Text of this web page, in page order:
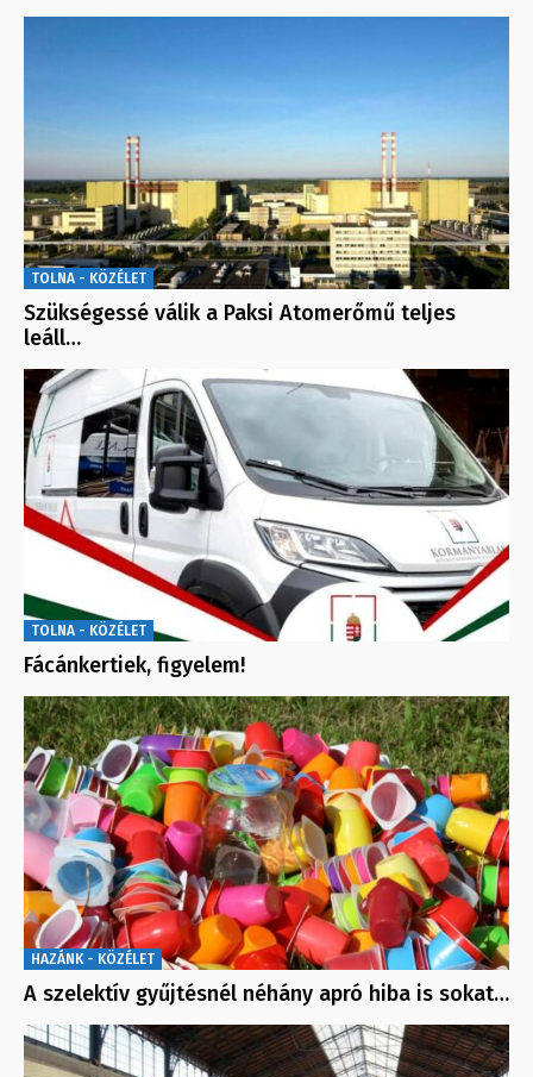
TOLNA - KÖZÉLET
Szükségessé válik a Paksi Atomerőmű teljes
leáll…
TOLNA - KÖZÉLET
Fácánkertiek, figyelem!
HAZÁNK - KÖZÉLET
A szelektív gyűjtésnél néhány apró hiba is sokat…